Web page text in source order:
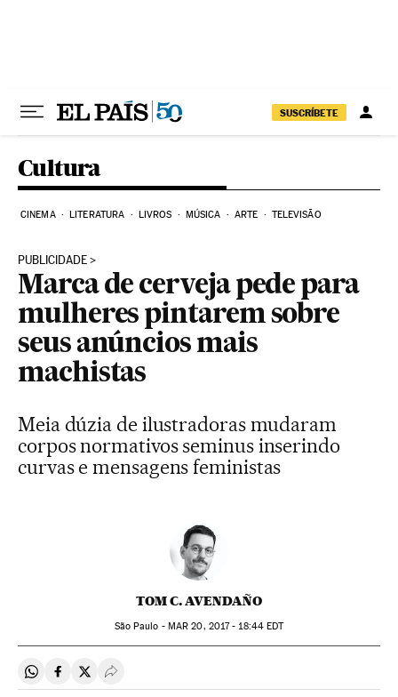
SUSCRÍBETE
Cultura
CINEMA LITERATURA LIVROS MÚSICA ARTE TELEVISÃO
PUBLICIDADE
Marca de cerveja pede para
mulheres pintarem sobre
seus anúncios mais
machistas
Meia dúzia de ilustradoras mudaram
corpos normativos seminus inserindo
curvas e mensagens feministas
TOM C. AVENDAÑO
São Paulo - MAR 20, 2017 - 18:44EDT
Compartir en Whatsapp
Compartir en Facebook
Compartir en Twitter
Desplegar Redes Sociales